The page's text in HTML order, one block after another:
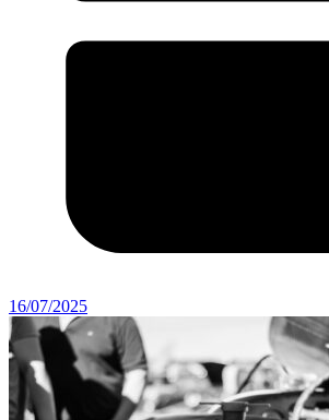
16/07/2025